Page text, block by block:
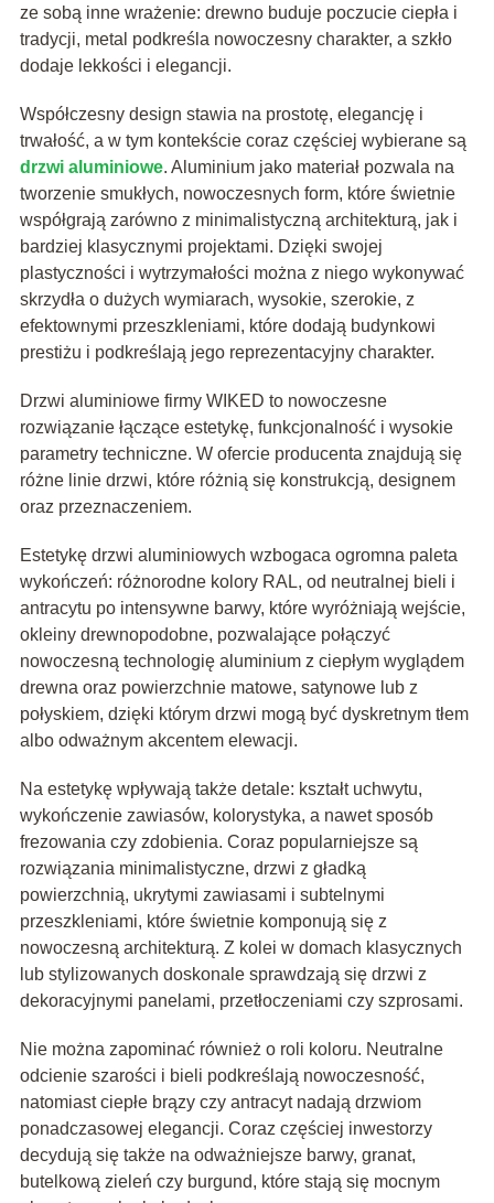
ze sobą inne wrażenie: drewno buduje poczucie ciepła i
tradycji, metal podkreśla nowoczesny charakter, a szkło
dodaje lekkości i elegancji.
Współczesny design stawia na prostotę, elegancję i
trwałość, a w tym kontekście coraz częściej wybierane są
drzwi aluminiowe. Aluminium jako materiał pozwala na
tworzenie smukłych, nowoczesnych form, które świetnie
współgrają zarówno z minimalistyczną architekturą, jak i
bardziej klasycznymi projektami. Dzięki swojej
plastyczności i wytrzymałości można z niego wykonywać
skrzydła o dużych wymiarach, wysokie, szerokie, z
efektownymi przeszkleniami, które dodają budynkowi
prestiżu i podkreślają jego reprezentacyjny charakter.
Drzwi aluminiowe firmy WIKED to nowoczesne
rozwiązanie łączące estetykę, funkcjonalność i wysokie
parametry techniczne. W ofercie producenta znajdują się
różne linie drzwi, które różnią się konstrukcją, designem
oraz przeznaczeniem.
Estetykę drzwi aluminiowych wzbogaca ogromna paleta
wykończeń: różnorodne kolory RAL, od neutralnej bieli i
antracytu po intensywne barwy, które wyróżniają wejście,
okleiny drewnopodobne, pozwalające połączyć
nowoczesną technologię aluminium z ciepłym wyglądem
drewna oraz powierzchnie matowe, satynowe lub z
połyskiem, dzięki którym drzwi mogą być dyskretnym tłem
albo odważnym akcentem elewacji.
Na estetykę wpływają także detale: kształt uchwytu,
wykończenie zawiasów, kolorystyka, a nawet sposób
frezowania czy zdobienia. Coraz popularniejsze są
rozwiązania minimalistyczne, drzwi z gładką
powierzchnią, ukrytymi zawiasami i subtelnymi
przeszkleniami, które świetnie komponują się z
nowoczesną architekturą. Z kolei w domach klasycznych
lub stylizowanych doskonale sprawdzają się drzwi z
dekoracyjnymi panelami, przetłoczeniami czy szprosami.
Nie można zapominać również o roli koloru. Neutralne
odcienie szarości i bieli podkreślają nowoczesność,
natomiast ciepłe brązy czy antracyt nadają drzwiom
ponadczasowej elegancji. Coraz częściej inwestorzy
decydują się także na odważniejsze barwy, granat,
butelkową zieleń czy burgund, które stają się mocnym